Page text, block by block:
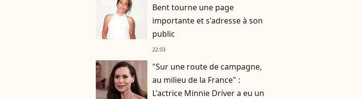
Bent tourne une page
importante et s'adresse à son
public
22:03
"Sur une route de campagne,
au milieu de la France" :
L'actrice Minnie Driver a eu un